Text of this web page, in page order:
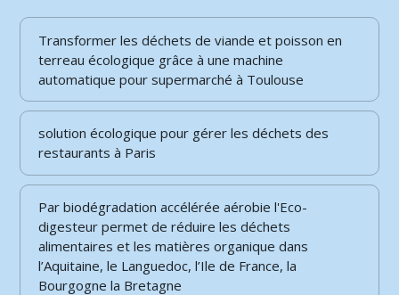
Transformer les déchets de viande et poisson en
terreau écologique grâce à une machine
automatique pour supermarché à Toulouse
solution écologique pour gérer les déchets des
restaurants à Paris
Par biodégradation accélérée aérobie l'Eco-
digesteur permet de réduire les déchets
alimentaires et les matières organique dans
l’Aquitaine, le Languedoc, l’Ile de France, la
Bourgogne la Bretagne